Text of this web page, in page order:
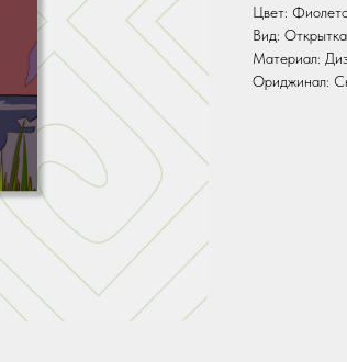
Цвет:
Вид: Открытка
Материал:
Ориджинал: